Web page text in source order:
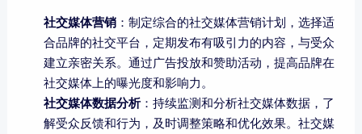
社交媒体营销：制定综合的社交媒体营销计划，选择适
合品牌的社交平台，定期发布有吸引力的内容，与受众
建立亲密关系。通过广告投放和赞助活动，提高品牌在
社交媒体上的曝光度和影响力。
社交媒体数据分析：持续监测和分析社交媒体数据，了
解受众反馈和行为，及时调整策略和优化效果。社交媒